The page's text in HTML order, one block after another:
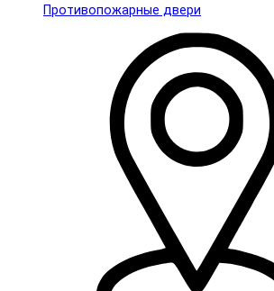
Противопожарные двери